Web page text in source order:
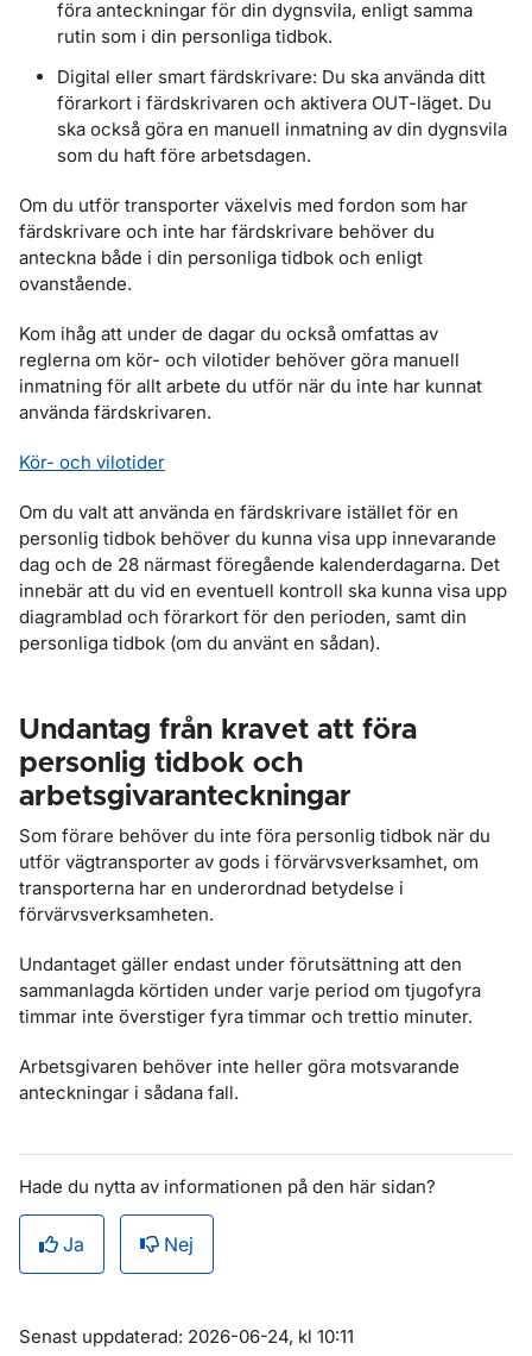
föra anteckningar för din dygnsvila, enligt samma
rutin som i din personliga tidbok.
Digital eller smart färdskrivare: Du ska använda ditt
förarkort i färdskrivaren och aktivera OUT-läget. Du
ska också göra en manuell inmatning av din dygnsvila
som du haft före arbetsdagen.
Om du utför transporter växelvis med fordon som har
färdskrivare och inte har färdskrivare behöver du
anteckna både i din personliga tidbok och enligt
ovanstående.
Kom ihåg att under de dagar du också omfattas av
reglerna om kör- och vilotider behöver göra manuell
inmatning för allt arbete du utför när du inte har kunnat
använda färdskrivaren.
Kör- och vilotider
Om du valt att använda en färdskrivare istället för en
personlig tidbok behöver du kunna visa upp innevarande
dag och de 28 närmast föregående kalenderdagarna. Det
innebär att du vid en eventuell kontroll ska kunna visa upp
diagramblad och förarkort för den perioden, samt din
personliga tidbok (om du använt en sådan).
Undantag från kravet att föra
personlig tidbok och
arbetsgivaranteckningar
Som förare behöver du inte föra personlig tidbok när du
utför vägtransporter av gods i förvärvsverksamhet, om
transporterna har en underordnad betydelse i
förvärvsverksamheten.
Undantaget gäller endast under förutsättning att den
sammanlagda körtiden under varje period om tjugofyra
timmar inte överstiger fyra timmar och trettio minuter.
Arbetsgivaren behöver inte heller göra motsvarande
anteckningar i sådana fall.
Hade du nytta av informationen på den här sidan?
Ja Nej
Om sidan
Senast uppdaterad: 2026-06-24, kl 10:11